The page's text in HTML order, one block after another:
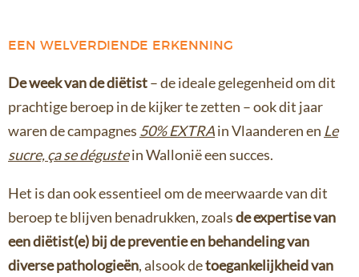
EEN WELVERDIENDE ERKENNING
De week van de diëtist– de ideale gelegenheid om dit
prachtige beroep in de kijker te zetten – ook dit jaar
waren de campagnes 50% EXTRAin Vlaanderen en Le
sucre, ça se dégustein Wallonië een succes.
Het is dan ook essentieel om de meerwaarde van dit
beroep te blijven benadrukken, zoalsde expertise van
een diëtist(e) bij de preventie en behandeling van
diverse pathologieën, alsook detoegankelijkheid van